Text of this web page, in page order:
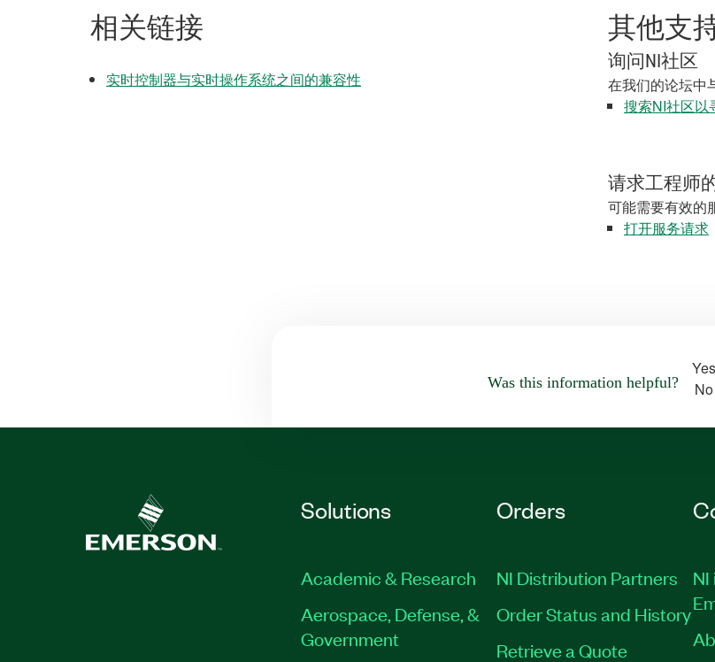
相关链接
实时控制器与实时操作系统之间的兼容性
其他支
询问NI社区
在我们的论坛中
搜索NI社区以
请求工程师
可能需要有效的
打开服务请求
Was this information helpful?
Yes
No
Solutions
Academic & Research
Aerospace, Defense, &
Government
Orders
NI Distribution Partners
Order Status and History
Retrieve a Quote
NI